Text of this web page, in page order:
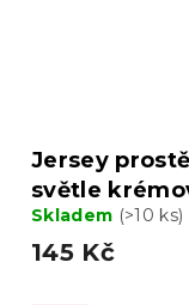
Jersey
světle
Skladem (>10 ks)
145 Kč